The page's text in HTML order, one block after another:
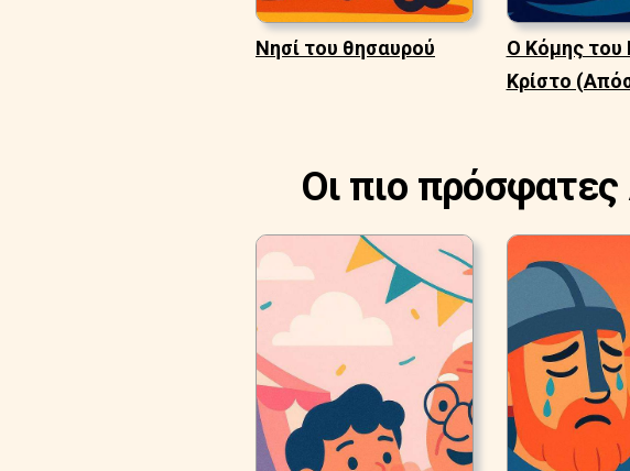
Νησί του θησαυρού
Ο Κόμης του
Κρίστο
Οι πιο πρόσφατες